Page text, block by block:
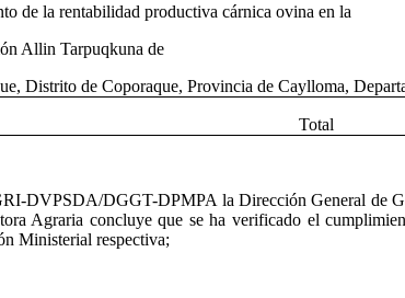
de la rentabilidad productiva cárnica ovina en la
Allin Tarpuqkuna de
Distrito de Coporaque, Provincia de Caylloma,
Total
DVPSDA/DGGT-DPMPA la Dirección General
Agraria concluye que se ha verificado el
Ministerial respectiva;